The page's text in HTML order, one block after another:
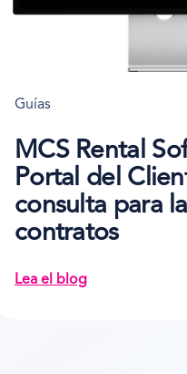
Guías
MCS Rental
Portal del
consulta para
contratos
Lea el blog